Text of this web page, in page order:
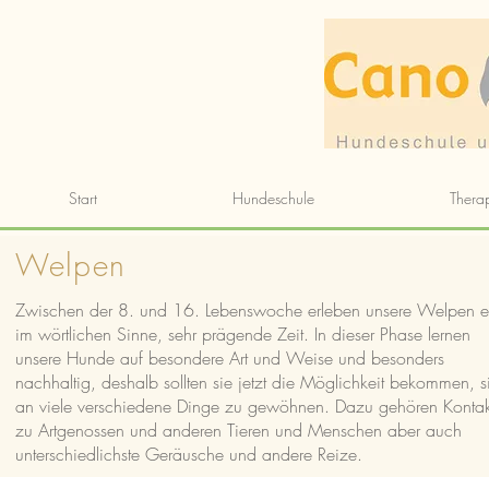
Start Hundeschule
Welpen
Zwischen der 8. und 16. Lebenswoche erleben unsere Welpen
im wörtlichen Sinne, sehr prägende Zeit. In dieser Phase lernen
unsere Hunde auf besondere Art und Weise und besonders
nachhaltig, deshalb sollten sie jetzt die Möglichkeit bekommen,
an viele verschiedene Dinge zu gewöhnen. Dazu gehören
zu Artgenossen und anderen Tieren und Menschen aber auch
unterschiedlichste Geräusche und andere Reize.